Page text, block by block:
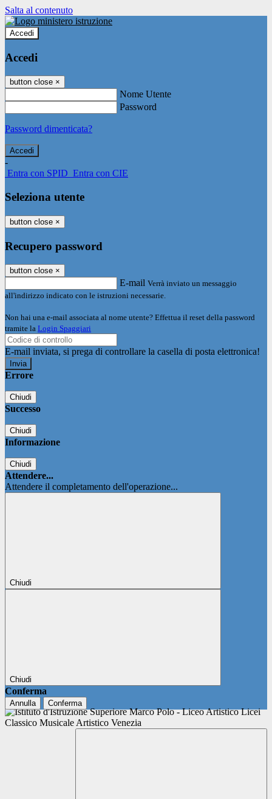
Salta al contenuto
Accedi
Accedi
button close ×
Nome Utente
Password
Password dimenticata?
-
Entra con SPID Entra con CIE
Seleziona utente
button close ×
Recupero password
button close ×
E-mail Verrà inviato un messaggio
all'indirizzo indicato con le istruzioni necessarie.
Non hai una e-mail associata al nome utente? Effettua il reset della password
tramite la Login Spaggiari
E-mail inviata, si prega di controllare la casella di posta elettronica!
Errore
Chiudi
Successo
Chiudi
Informazione
Chiudi
Attendere...
Attendere il completamento dell'operazione...
Chiudi
Chiudi
Conferma
Annulla Conferma